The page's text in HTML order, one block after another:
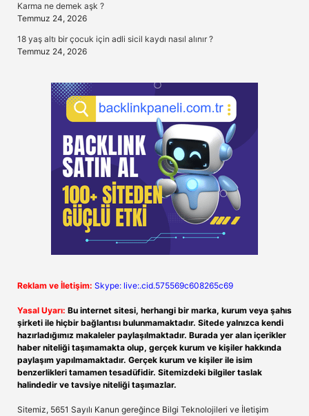
Karma ne demek aşk ?
Temmuz 24, 2026
18 yaş altı bir çocuk için adli sicil kaydı nasıl alınır ?
Temmuz 24, 2026
Reklam ve İletişim: Skype: live:.cid.575569c608265c69
Yasal Uyarı: Bu internet sitesi, herhangi bir marka, kurum veya şahıs
şirketi ile hiçbir bağlantısı bulunmamaktadır. Sitede yalnızca kendi
hazırladığımız makaleler paylaşılmaktadır. Burada yer alan içerikler
haber niteliği taşımamakta olup, gerçek kurum ve kişiler hakkında
paylaşım yapılmamaktadır. Gerçek kurum ve kişiler ile isim
benzerlikleri tamamen tesadüfidir. Sitemizdeki bilgiler taslak
halindedir ve tavsiye niteliği taşımazlar.
Sitemiz, 5651 Sayılı Kanun gereğince Bilgi Teknolojileri ve İletişim